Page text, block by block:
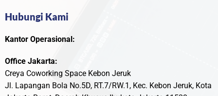
Hubungi Kami
Kantor Operasional:
Office Jakarta:
Creya Coworking Space Kebon Jeruk
Jl. Lapangan Bola No.5D, RT.7/RW.1, Kec. Kebon Jeruk, Kota